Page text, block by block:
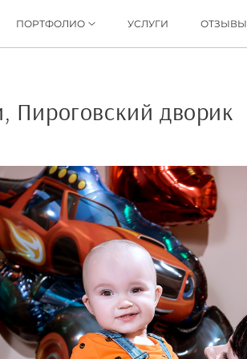
ПОРТФОЛИО УСЛУГИ ОТЗЫВЫ
дворик